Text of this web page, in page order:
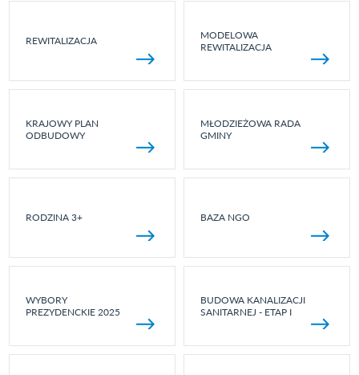
REWITALIZACJA
MODELOWA
REWITALIZACJA
KRAJOWY PLAN
ODBUDOWY
MŁODZIEŻOWA RADA
GMINY
RODZINA 3+ BAZA NGO
WYBORY
PREZYDENCKIE 2025
BUDOWA KANALIZACJI
SANITARNEJ - ETAP I